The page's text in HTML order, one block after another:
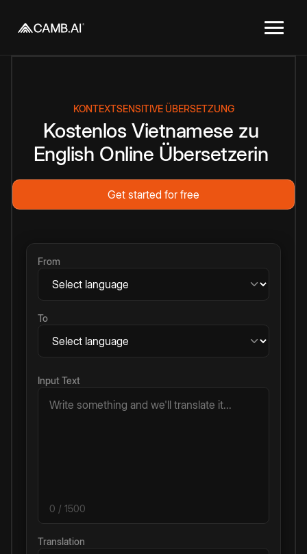
KONTEXTSENSITIVE ÜBERSETZUNG
Kostenlos Vietnamese zu
English Online Übersetzerin
Get started for free
From
To
Input Text
0 / 1500
Translation